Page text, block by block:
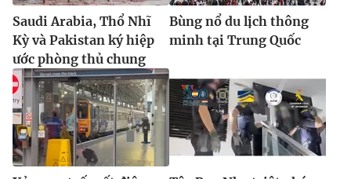
Saudi Arabia, Thổ Nhĩ
Kỳ và Pakistan ký hiệp
ước phòng thủ chung
Bùng nổ du lịch thông
minh tại Trung Quốc